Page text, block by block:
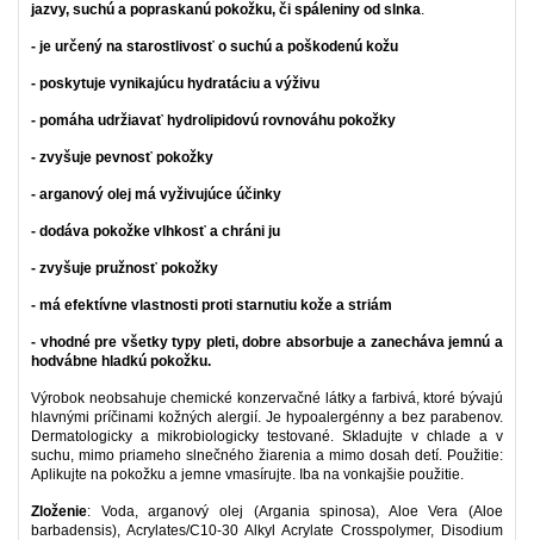
jazvy, suchú a popraskanú pokožku, či spáleniny od slnka.
- je určený na starostlivosť o suchú a poškodenú kožu
- poskytuje vynikajúcu hydratáciu a výživu
- pomáha udržiavať hydrolipidovú rovnováhu pokožky
- zvyšuje pevnosť pokožky
- arganový olej má vyživujúce účinky
- dodáva pokožke vlhkosť a chráni ju
- zvyšuje pružnosť pokožky
- má efektívne vlastnosti proti starnutiu kože a striám
- vhodné pre všetky typy pleti, dobre absorbuje a zanecháva jemnú a
hodvábne hladkú pokožku.
Výrobok neobsahuje chemické konzervačné látky a farbivá, ktoré bývajú
hlavnými príčinami kožných alergií. Je hypoalergénny a bez parabenov.
Dermatologicky a mikrobiologicky testované. Skladujte v chlade a v
suchu, mimo priameho slnečného žiarenia a mimo dosah detí. Použitie:
Aplikujte na pokožku a jemne vmasírujte. Iba na vonkajšie použitie.
Zloženie: Voda, arganový olej (Argania spinosa), Aloe Vera (Aloe
barbadensis), Acrylates/C10-30 Alkyl Acrylate Crosspolymer, Disodium